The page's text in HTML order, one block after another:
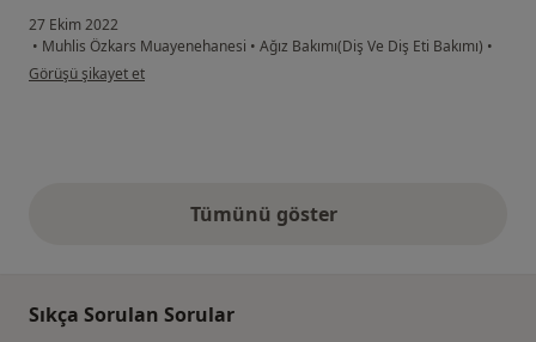
27 Ekim 2022
• Muhlis Özkars Muayenehanesi • Ağız Bakımı(Diş Ve Diş Eti Bakımı) •
kullanıcının görüşüne göre m.....
Görüşü şikayet et
Tümünü gösteryukarıdaki görüşler
Sıkça Sorulan Sorular